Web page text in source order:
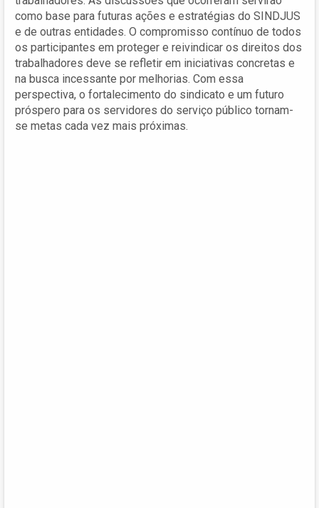
como base para futuras ações e estratégias do SINDJUS
e de outras entidades. O compromisso contínuo de todos
os participantes em proteger e reivindicar os direitos dos
trabalhadores deve se refletir em iniciativas concretas e
na busca incessante por melhorias. Com essa
perspectiva, o fortalecimento do sindicato e um futuro
próspero para os servidores do serviço público tornam-
se metas cada vez mais próximas.